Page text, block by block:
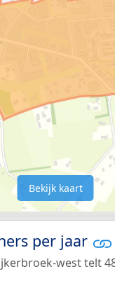
Bekijk kaart
per jaar
west telt